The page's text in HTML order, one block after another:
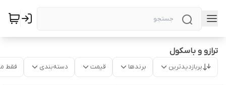
ترازو و باسکول
پربازدیدترین برندها قیمت دسته‌بندی فقط